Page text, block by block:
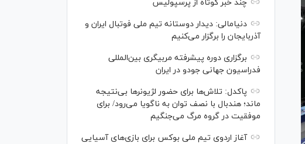
چند خبر کوتاه از پرسپولیس
دنیامالی: دیدار دوستانه تیم ملی فوتبال ایران و
آذربایجان را برگزار می‌کنیم
برگزاری دوره پیشرفته مربیگری بین‌المللی
فدراسیون جهانی جودو در ایران
پاکدل: تلاش‌ها برای حضور لژیونر‌ها بی‌نتیجه
ماند؛ هندبال با نصف توان به ناگویا می‌رود/ برای
موفقیت در گروه مرگ می‌جنگیم
آغاز اردوی تیم ملی بوکس برای بازی‌های آسیایی